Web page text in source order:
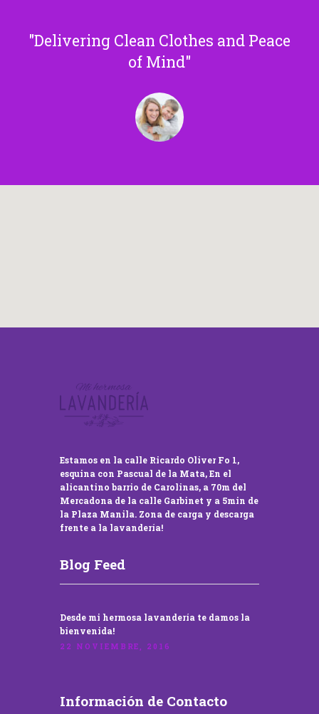
Delivering Clean Clothes and Peace
of Mind
Estamos en la calle Ricardo Oliver Fo 1,
esquina con Pascual de la Mata, En el
alicantino barrio de Carolinas, a 70m del
Mercadona de la calle Garbinet y a 5min de
la Plaza Manila. Zona de carga y descarga
frente a la lavandería!
Blog Feed
Desde mi hermosa lavandería te damos la
bienvenida!
22 NOVIEMBRE, 2016
Información de Contacto